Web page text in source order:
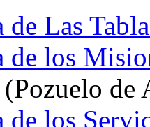
Las
de los
(Pozuelo de
los